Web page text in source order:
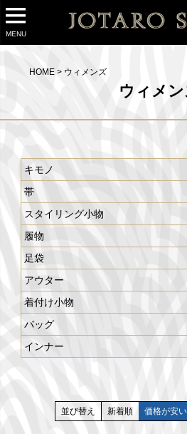
MENU
HOME ウィメンズ
ウィメ
キモノ
帯
スタイリング小物
履物
足袋
アウター
着付け小物
バッグ
インナー
並び替え 新着順 価格が安